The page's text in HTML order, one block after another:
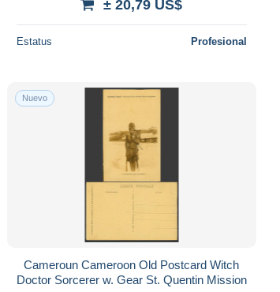
± 20,79 US$
Estatus Profesional
Nuevo
Cameroun Cameroon Old Postcard Witch
Doctor Sorcerer w. Gear St. Quentin Mission